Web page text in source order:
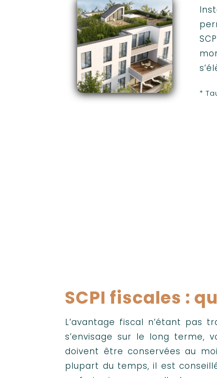
*
SCPI fiscales :
L’avantage fiscal n’étant pas
s’envisage sur le long terme,
doivent être conservées au
plupart du temps, il est